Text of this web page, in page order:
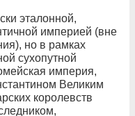
эталонной,
империей (вне
но в рамках
сухопутной
империя,
Великим
королевств